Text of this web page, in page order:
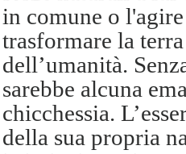
in comune o
trasformare la
dell’umanità.
sarebbe alcuna
chicchessia.
della sua propria